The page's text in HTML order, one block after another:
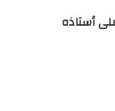
أستاذه